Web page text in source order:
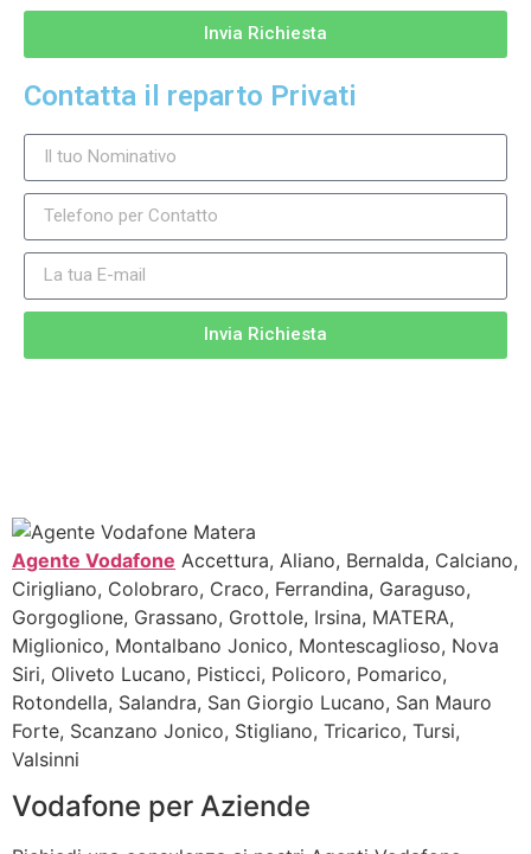
Invia Richiesta
Contatta il reparto Privati
Invia Richiesta
Agente Vodafone Accettura, Aliano, Bernalda, Calciano,
Cirigliano, Colobraro, Craco, Ferrandina, Garaguso,
Gorgoglione, Grassano, Grottole, Irsina, MATERA,
Miglionico, Montalbano Jonico, Montescaglioso, Nova
Siri, Oliveto Lucano, Pisticci, Policoro, Pomarico,
Rotondella, Salandra, San Giorgio Lucano, San Mauro
Forte, Scanzano Jonico, Stigliano, Tricarico, Tursi,
Valsinni
Vodafone per Aziende